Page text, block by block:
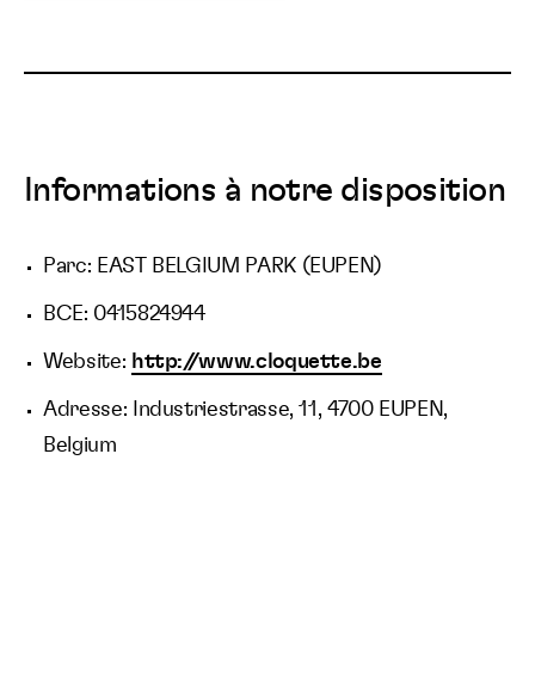
Informations à notre disposition
Parc: EAST BELGIUM PARK (EUPEN)
BCE: 0415824944
Website: http://www.cloquette.be
Adresse: Industriestrasse, 11, 4700 EUPEN,
Belgium